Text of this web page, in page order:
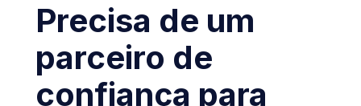
Precisa de um
parceiro de
confiança para